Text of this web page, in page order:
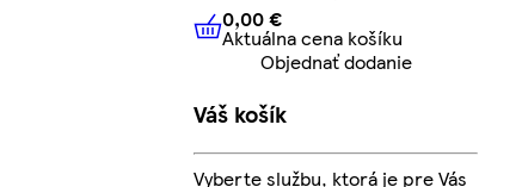
0,00 € Aktuálna cena košíku
0,00 €
Aktuálna cena košíku
Objednať dodanie
Váš košík
Vyberte službu, ktorá je pre Vás